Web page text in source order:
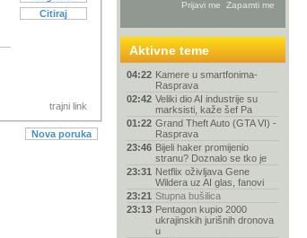
Citiraj
trajni link
Nova poruka
Aktivne teme
04:22 Kamere u smartfonima-
Rasprava
02:42 Veliki dio AI industrije su
marksisti, kaže šef Pa
01:22 Grand Theft Auto (GTA VI) -
Rasprava
23:46 Bijeli haker promijenio
stranu? Doznalo se tko je
23:31 Netflix oživljava Gene
Wildera uz AI glas, fanovi
23:21 Stupna bušilica
23:13 Pentagon kupio 2000
ukrajinskih jurišnih dronova
u